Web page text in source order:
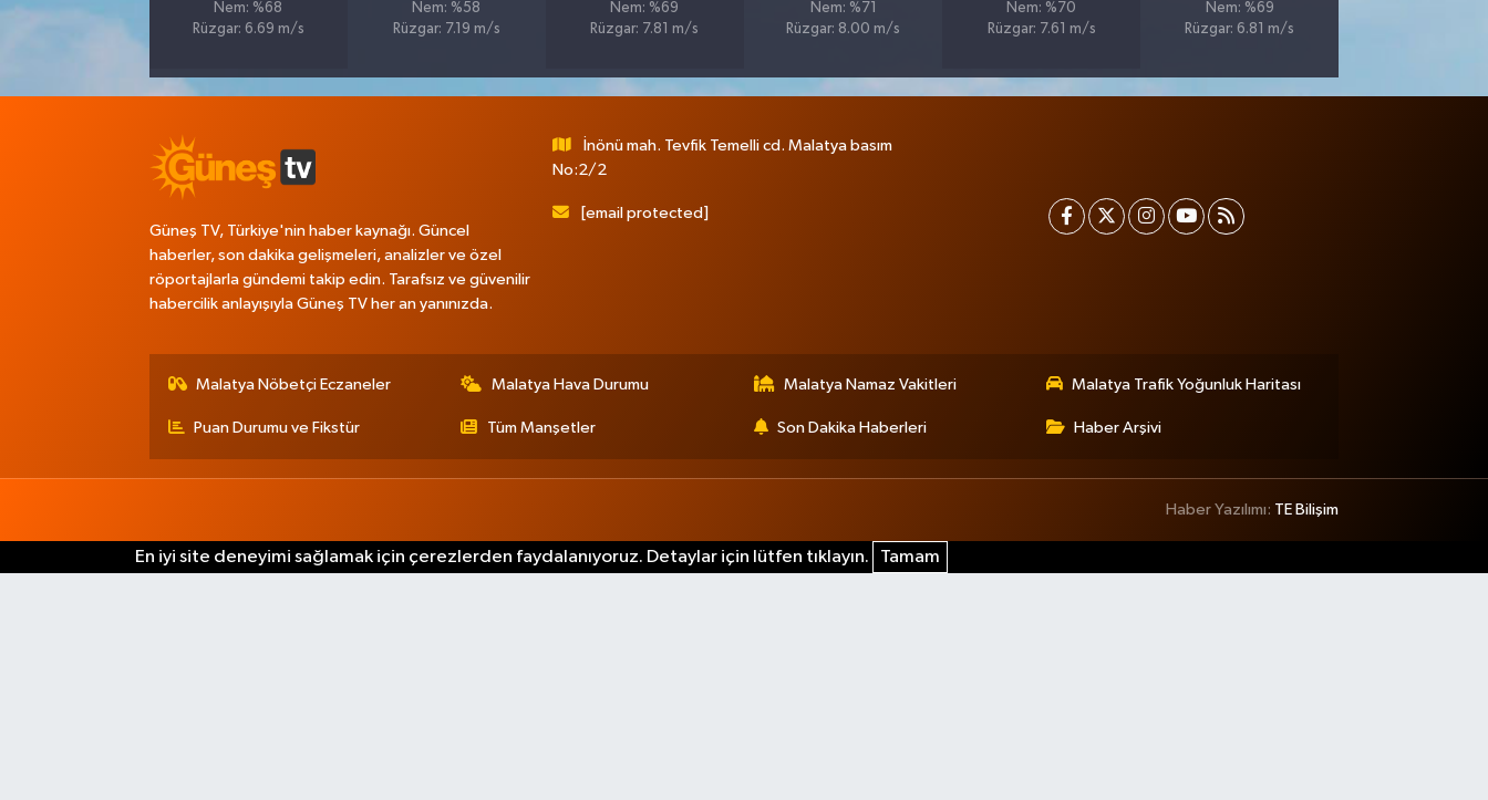
Nem: %68
Rüzgar: 6.69 m/s
Nem: %58
Rüzgar: 7.19 m/s
Nem: %69
Rüzgar: 7.81 m/s
Nem: %71
Rüzgar: 8.00 m/s
Nem: %70
Rüzgar: 7.61 m/s
Nem: %69
Rüzgar: 6.81 m/s
Güneş TV, Türkiye'nin haber kaynağı. Güncel
haberler, son dakika gelişmeleri, analizler ve özel
röportajlarla gündemi takip edin. Tarafsız ve güvenilir
habercilik anlayışıyla Güneş TV her an yanınızda.
İnönü mah. Tevfik Temelli cd. Malatya basım
No:2/2
[email protected]
Malatya Nöbetçi Eczaneler Malatya Hava Durumu Malatya Namaz Vakitleri Malatya Trafik Yoğunluk Haritası
Puan Durumu ve Fikstür Tüm Manşetler Son Dakika Haberleri Haber Arşivi
Haber Yazılımı: TE Bilişim
En iyi site deneyimi sağlamak için çerezlerden faydalanıyoruz. Detaylar için lütfen tıklayın. Tamam